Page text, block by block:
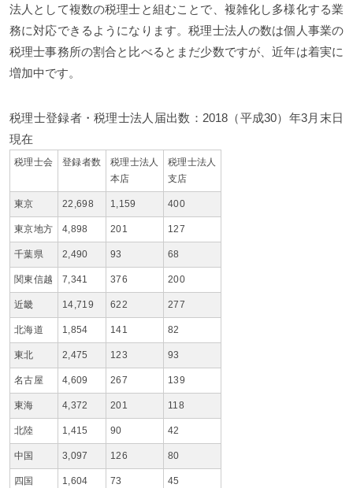
法人として複数の税理士と組むことで、複雑化し多様化する業
務に対応できるようになります。税理士法人の数は個人事業の
税理士事務所の割合と比べるとまだ少数ですが、近年は着実に
増加中です。
税理士登録者・税理士法人届出数：2018（平成30）年3月末日
現在
税理士会 登録者数
税理士法人
本店
税理士法人
支店
東京 22,698 1,159 400
東京地方 4,898 201 127
千葉県 2,490 93 68
関東信越 7,341 376 200
近畿 14,719 622 277
北海道 1,854 141 82
東北 2,475 123 93
名古屋 4,609 267 139
東海 4,372 201 118
北陸 1,415 90 42
中国 3,097 126 80
四国 1,604 73 45